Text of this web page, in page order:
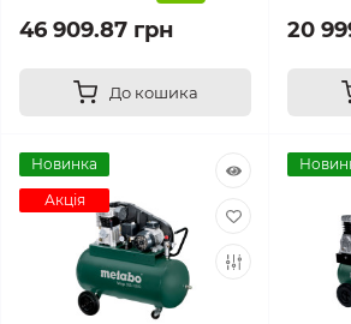
46 909.87 грн
До кошика
20
Новинка
Акція